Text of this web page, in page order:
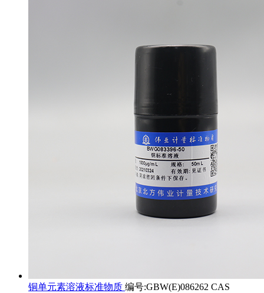
铜单元素溶液标准物质 编号:GBW(E)086262 CAS